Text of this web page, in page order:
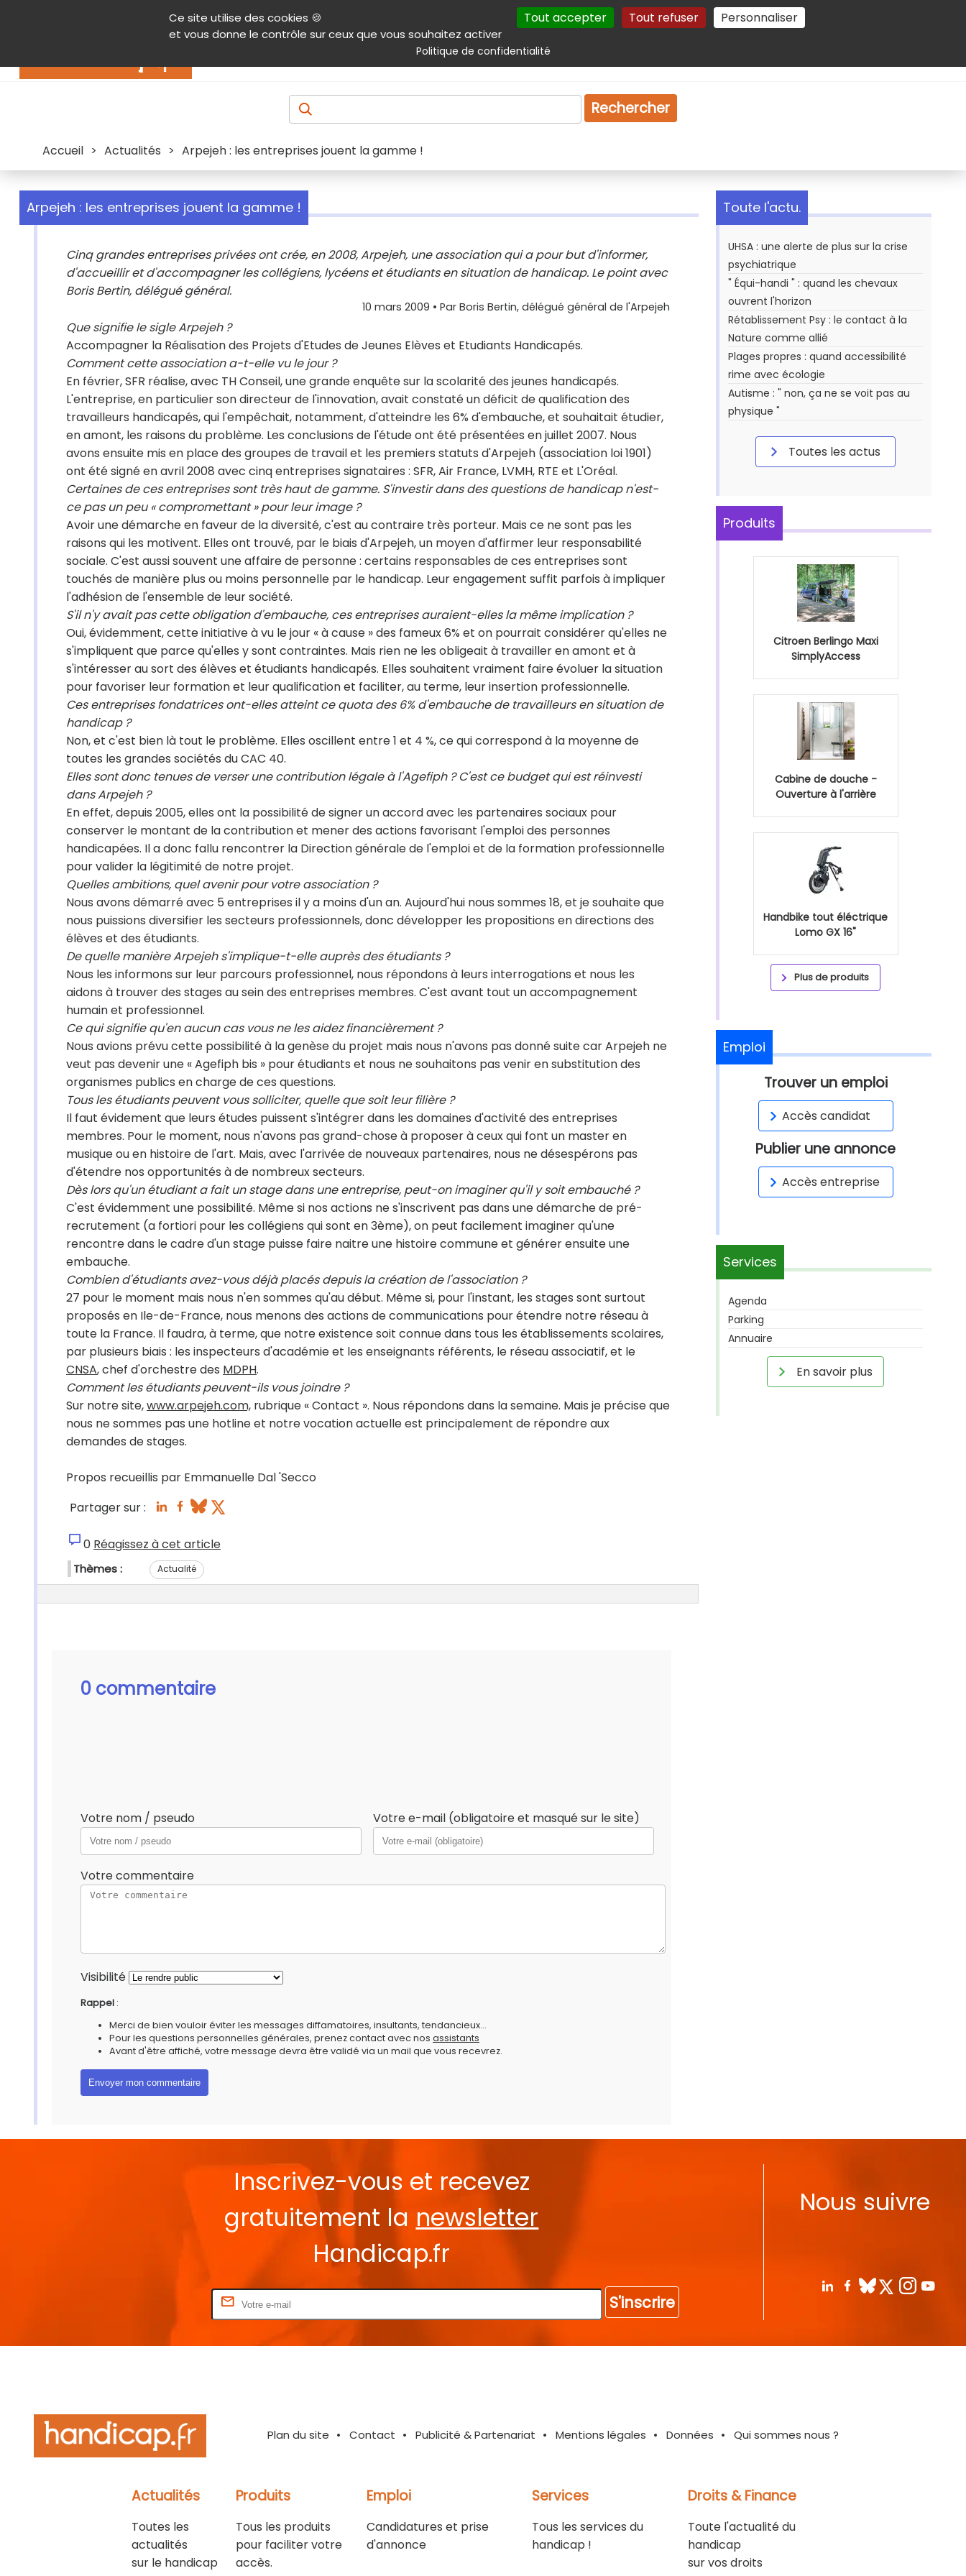
Ce site utilise des cookies 🍪
et vous donne le contrôle sur ceux que vous souhaitez activer
Tout accepter Tout refuser Personnaliser
Politique de confidentialité
Contenu Aide et accessibilité Menu principal Autres services Plan du site Gestion des cookies
Produits & services Emploi Droit
Rechercher
Accueil > Actualités > Arpejeh : les entreprises jouent la gamme !
Arpejeh : les entreprises jouent la gamme !
Cinq grandes entreprises privées ont crée, en 2008, Arpejeh, une association qui a pour but d'informer,
d'accueillir et d'accompagner les collégiens, lycéens et étudiants en situation de handicap. Le point avec
Boris Bertin, délégué général.
10 mars 2009 • Par Boris Bertin, délégué général de l'Arpejeh
Que signifie le sigle Arpejeh ?
Accompagner la Réalisation des Projets d'Etudes de Jeunes Elèves et Etudiants Handicapés.
Comment cette association a-t-elle vu le jour ?
En février, SFR réalise, avec TH Conseil, une grande enquête sur la scolarité des jeunes handicapés.
L'entreprise, en particulier son directeur de l'innovation, avait constaté un déficit de qualification des
travailleurs handicapés, qui l'empêchait, notamment, d'atteindre les 6% d'embauche, et souhaitait étudier,
en amont, les raisons du problème. Les conclusions de l'étude ont été présentées en juillet 2007. Nous
avons ensuite mis en place des groupes de travail et les premiers statuts d'Arpejeh (association loi 1901)
ont été signé en avril 2008 avec cinq entreprises signataires : SFR, Air France, LVMH, RTE et L'Oréal.
Certaines de ces entreprises sont très haut de gamme. S'investir dans des questions de handicap n'est-
ce pas un peu « compromettant » pour leur image ?
Avoir une démarche en faveur de la diversité, c'est au contraire très porteur. Mais ce ne sont pas les
raisons qui les motivent. Elles ont trouvé, par le biais d'Arpejeh, un moyen d'affirmer leur responsabilité
sociale. C'est aussi souvent une affaire de personne : certains responsables de ces entreprises sont
touchés de manière plus ou moins personnelle par le handicap. Leur engagement suffit parfois à impliquer
l'adhésion de l'ensemble de leur société.
S'il n'y avait pas cette obligation d'embauche, ces entreprises auraient-elles la même implication ?
Oui, évidemment, cette initiative à vu le jour « à cause » des fameux 6% et on pourrait considérer qu'elles ne
s'impliquent que parce qu'elles y sont contraintes. Mais rien ne les obligeait à travailler en amont et à
s'intéresser au sort des élèves et étudiants handicapés. Elles souhaitent vraiment faire évoluer la situation
pour favoriser leur formation et leur qualification et faciliter, au terme, leur insertion professionnelle.
Ces entreprises fondatrices ont-elles atteint ce quota des 6% d'embauche de travailleurs en situation de
handicap ?
Non, et c'est bien là tout le problème. Elles oscillent entre 1 et 4 %, ce qui correspond à la moyenne de
toutes les grandes sociétés du CAC 40.
Elles sont donc tenues de verser une contribution légale à l'Agefiph ? C'est ce budget qui est réinvesti
dans Arpejeh ?
En effet, depuis 2005, elles ont la possibilité de signer un accord avec les partenaires sociaux pour
conserver le montant de la contribution et mener des actions favorisant l'emploi des personnes
handicapées. Il a donc fallu rencontrer la Direction générale de l'emploi et de la formation professionnelle
pour valider la légitimité de notre projet.
Quelles ambitions, quel avenir pour votre association ?
Nous avons démarré avec 5 entreprises il y a moins d'un an. Aujourd'hui nous sommes 18, et je souhaite que
nous puissions diversifier les secteurs professionnels, donc développer les propositions en directions des
élèves et des étudiants.
De quelle manière Arpejeh s'implique-t-elle auprès des étudiants ?
Nous les informons sur leur parcours professionnel, nous répondons à leurs interrogations et nous les
aidons à trouver des stages au sein des entreprises membres. C'est avant tout un accompagnement
humain et professionnel.
Ce qui signifie qu'en aucun cas vous ne les aidez financièrement ?
Nous avions prévu cette possibilité à la genèse du projet mais nous n'avons pas donné suite car Arpejeh ne
veut pas devenir une « Agefiph bis » pour étudiants et nous ne souhaitons pas venir en substitution des
organismes publics en charge de ces questions.
Tous les étudiants peuvent vous solliciter, quelle que soit leur filière ?
Il faut évidement que leurs études puissent s'intégrer dans les domaines d'activité des entreprises
membres. Pour le moment, nous n'avons pas grand-chose à proposer à ceux qui font un master en
musique ou en histoire de l'art. Mais, avec l'arrivée de nouveaux partenaires, nous ne désespérons pas
d'étendre nos opportunités à de nombreux secteurs.
Dès lors qu'un étudiant a fait un stage dans une entreprise, peut-on imaginer qu'il y soit embauché ?
C'est évidemment une possibilité. Même si nos actions ne s'inscrivent pas dans une démarche de pré-
recrutement (a fortiori pour les collégiens qui sont en 3ème), on peut facilement imaginer qu'une
rencontre dans le cadre d'un stage puisse faire naitre une histoire commune et générer ensuite une
embauche.
Combien d'étudiants avez-vous déjà placés depuis la création de l'association ?
27 pour le moment mais nous n'en sommes qu'au début. Même si, pour l'instant, les stages sont surtout
proposés en Ile-de-France, nous menons des actions de communications pour étendre notre réseau à
toute la France. Il faudra, à terme, que notre existence soit connue dans tous les établissements scolaires,
par plusieurs biais : les inspecteurs d'académie et les enseignants référents, le réseau associatif, et le
CNSA, chef d'orchestre des MDPH.
Comment les étudiants peuvent-ils vous joindre ?
Sur notre site,www.arpejeh.com, rubrique « Contact ». Nous répondons dans la semaine. Mais je précise que
nous ne sommes pas une hotline et notre vocation actuelle est principalement de répondre aux
demandes de stages.
Propos recueillis par Emmanuelle Dal 'Secco
Partager sur :
0 Réagissez à cet article
Thèmes : Actualité
0 commentaire
Votre nom / pseudo Votre e-mail (obligatoire et masqué sur le site)
Votre commentaire
Visibilité
Rappel :
Merci de bien vouloir éviter les messages diffamatoires, insultants, tendancieux...
Pour les questions personnelles générales, prenez contact avec nos assistants
Avant d'être affiché, votre message devra être validé via un mail que vous recevrez.
Toute l'actu.
UHSA : une alerte de plus sur la crise
psychiatrique
" Équi-handi " : quand les chevaux
ouvrent l'horizon
Rétablissement Psy : le contact à la
Nature comme allié
Plages propres : quand accessibilité
rime avec écologie
Autisme : " non, ça ne se voit pas au
physique "
Toutes les actus
Produits
Citroen Berlingo Maxi
SimplyAccess
Cabine de douche -
Ouverture à l'arrière
Handbike tout éléctrique
Lomo GX 16"
Plus de produits
Emploi
Trouver un emploi
Accès candidat
Publier une annonce
Accès entreprise
Services
Agenda
Parking
Annuaire
En savoir plus
Inscrivez-vous et recevez
gratuitement la newsletter
Handicap.fr
S'inscrire
Nous suivre
Plan du site Contact Publicité & Partenariat Mentions légales Données Qui sommes nous ?
Actualités
Toutes les
actualités
sur le handicap
Produits
Tous les produits
pour faciliter votre
accès.
Emploi
Candidatures et prise
d'annonce
Services
Tous les services du
handicap !
Droits & Finance
Toute l'actualité du
handicap
sur vos droits